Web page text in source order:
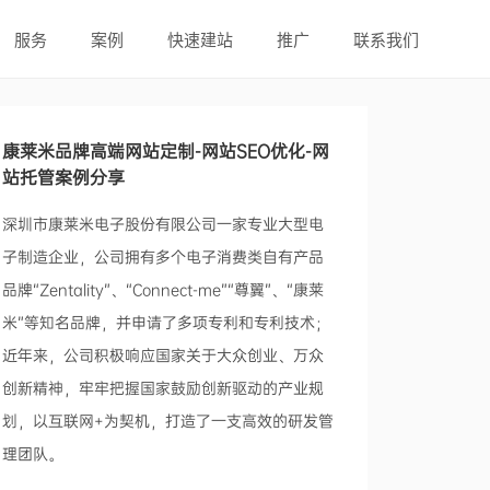
服务 案例 快速建站 推广 联系我们
康莱米品牌高端网站定制-网站SEO优化-网
站托管案例分享
深圳市康莱米电子股份有限公司一家专业大型电
子制造企业，公司拥有多个电子消费类自有产品
品牌“Zentality”、“Connect-me”“尊翼”、“康莱
米”等知名品牌，并申请了多项专利和专利技术；
近年来，公司积极响应国家关于大众创业、万众
创新精神，牢牢把握国家鼓励创新驱动的产业规
划，以互联网+为契机，打造了一支高效的研发管
理团队。